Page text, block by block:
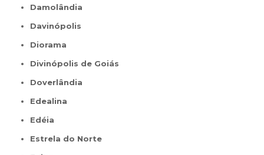
Damolândia
Davinópolis
Diorama
Divinópolis de Goiás
Doverlândia
Edealina
Edéia
Estrela do Norte